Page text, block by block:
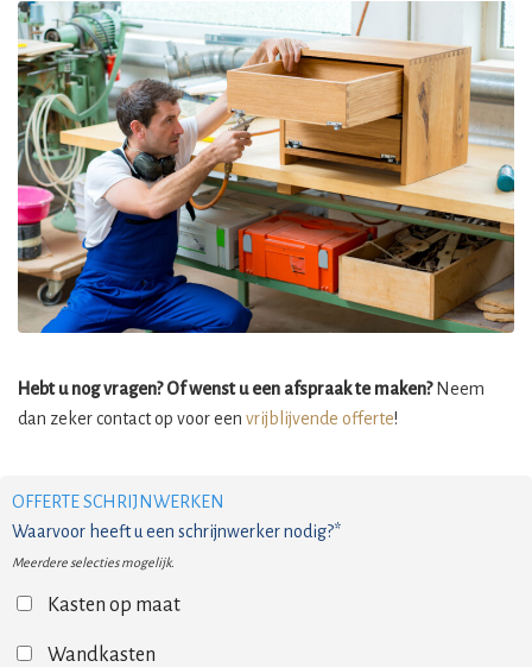
Hebt u nog vragen? Of wenst u een afspraak te maken?Neem
dan zeker contact op voor een vrijblijvende offerte!
OFFERTE SCHRIJNWERKEN
Waarvoor heeft u een schrijnwerker nodig?*
Meerdere selecties mogelijk.
Kasten op maat
Wandkasten